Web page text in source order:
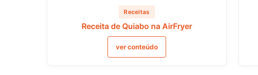
Receitas
Receita de Quiabo na AirFryer
ver conteúdo